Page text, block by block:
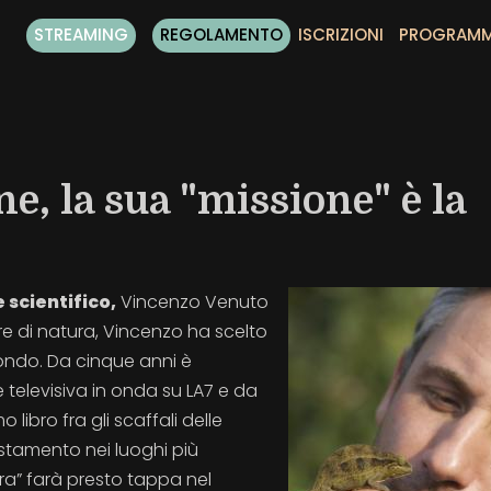
STREAMING REGOLAMENTO ISCRIZIONI
la sua "missione" è la
scientifico, Vincenzo Venuto
di natura, Vincenzo ha scelto
Da cinque anni è
in onda su LA7 e da
libro fra gli scaffali delle
nei luoghi più
farà presto tappa nel